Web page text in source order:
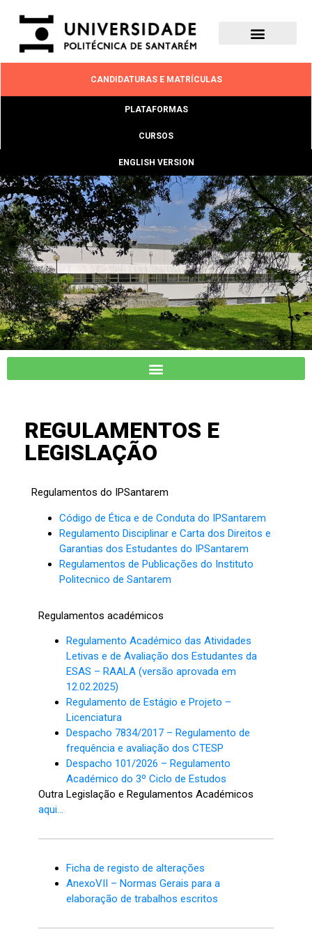
CANDIDATURAS E MATRÍCULAS
PLATAFORMAS
CURSOS
ENGLISH VERSION
ESCOLA
SUPERIOR
AGRÁRIA
SANTARÉM
REGULAMENTOS E
LEGISLAÇÃO
Regulamentos do IPSantarem
Código de Ética e de Conduta do IPSantarem
Regulamento Disciplinar e Carta dos Direitos e
Garantias dos Estudantes do IPSantarem
Regulamentos de Publicações do Instituto
Politecnico de Santarem
Regulamentos académicos
Regulamento Académico das Atividades
Letivas e de Avaliação dos Estudantes da
ESAS – RAALA (versão aprovada em
12.02.2025)
Regulamento de Estágio e Projeto –
Licenciatura
Despacho 7834/2017 – Regulamento de
frequência e avaliação dos CTESP
Despacho 101/2026 – Regulamento
Académico do 3º Ciclo de Estudos
Outra Legislação e Regulamentos Académicos
aqui…
Ficha de registo de alterações
AnexoVII – Normas Gerais para a
elaboração de trabalhos escritos